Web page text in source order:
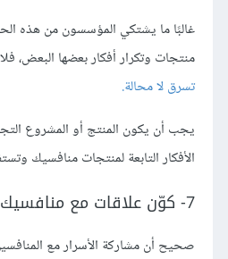
غالبًا ما يشتكي المؤسسون من هذه
منتجات وتكرار أفكار بعضها البعض،
تسرق لا محالة.
الأفكار التابعة لمنتجات منافسيك
7- كوّن علاقات مع منافسيك
صحيح أن مشاركة الأسرار مع